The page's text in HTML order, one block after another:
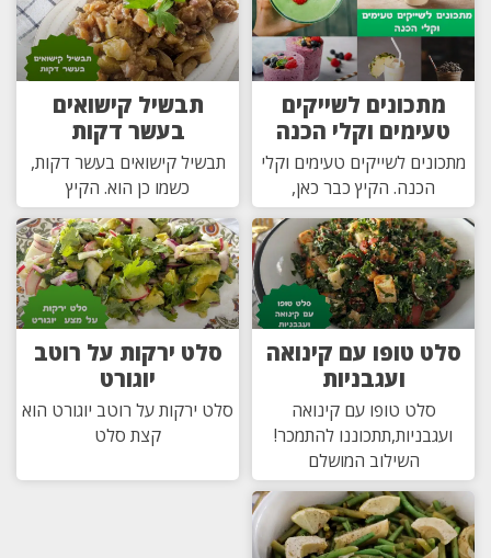
מתכונים לשייקים
טעימים וקלי הכנה
מתכונים לשייקים טעימים וקלי
הכנה. הקיץ כבר כאן,
תבשיל קישואים
בעשר דקות
תבשיל קישואים בעשר דקות,
כשמו כן הוא. הקיץ
סלט טופו עם קינואה
ועגבניות
סלט טופו עם קינואה
ועגבניות,תתכוננו להתמכר!
השילוב המושלם
סלט ירקות על רוטב
יוגורט
סלט ירקות על רוטב יוגורט הוא
קצת סלט